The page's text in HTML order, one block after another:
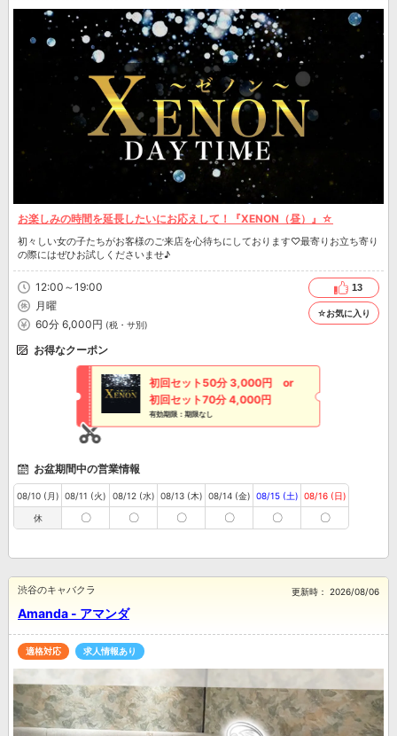
お楽しみの時間を延長したいにお応えして！『XENON（昼）』☆
初々しい女の子たちがお客様のご来店を心待ちにしております♡最寄りお立ち寄り
の際にはぜひお試しくださいませ♪
12:00～19:00
月曜
60分 6,000円 (税・サ別)
13
☆お気に入り
お得なクーポン
初回セット50分 3,000円 or
初回セット70分 4,000円
有効期限：期限なし
お盆期間中の営業情報
08/10 (月)
休
08/11 (火)
〇
08/12 (水)
〇
08/13 (木)
〇
08/14 (金)
〇
08/15 (土)
〇
08/16 (日)
〇
Amanda - アマンダ
渋谷のキャバクラ 更新時： 2026/08/06
適格対応 求人情報あり